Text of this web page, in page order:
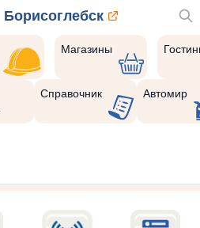
Борисоглебск
Магазины
Справочник Автомир